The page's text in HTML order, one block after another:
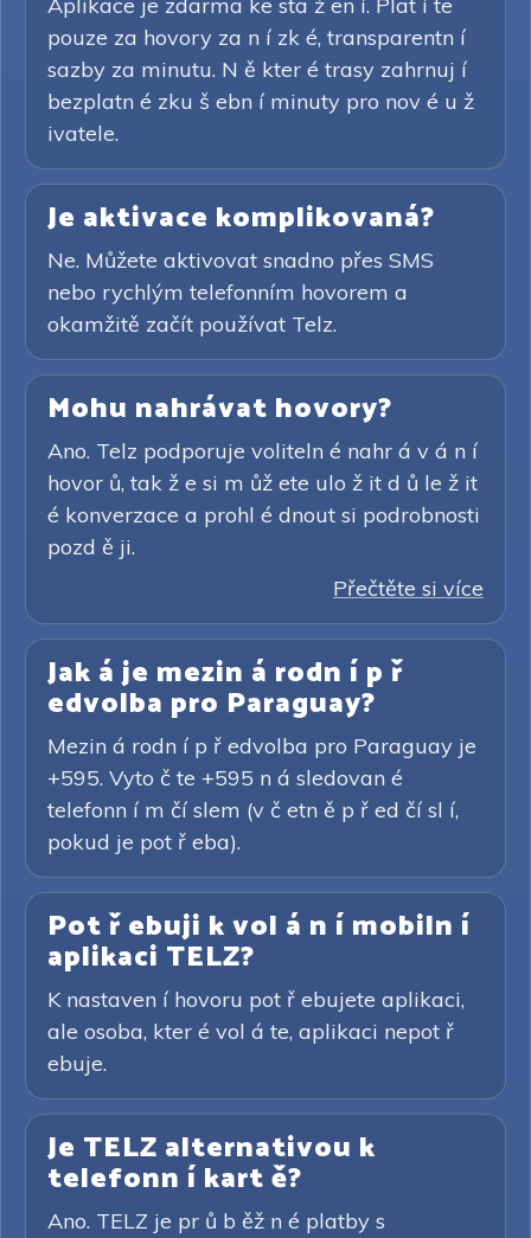
pouze za hovory za n í zk é, transparentn í
sazby za minutu. N ě kter é trasy zahrnuj í
bezplatn é zku š ebn í minuty pro nov é u ž
ivatele.
Je aktivace komplikovaná?
Ne. Můžete aktivovat snadno přes SMS
nebo rychlým telefonním hovorem a
okamžitě začít používat Telz.
Mohu nahrávat hovory?
Ano. Telz podporuje voliteln é nahr á v á n í
hovor ů, tak ž e si m ůž ete ulo ž it d ů le ž it
é konverzace a prohl é dnout si podrobnosti
pozd ě ji.
Přečtěte si více
Jak á je mezin á rodn í p ř
edvolba pro Paraguay?
Mezin á rodn í p ř edvolba pro Paraguay je
+595. Vyto č te +595 n á sledovan é
telefonn í m čí slem (v č etn ě p ř ed čí sl í,
pokud je pot ř eba).
Pot ř ebuji k vol á n í mobiln í
aplikaci TELZ?
K nastaven í hovoru pot ř ebujete aplikaci,
ale osoba, kter é vol á te, aplikaci nepot ř
ebuje.
Je TELZ alternativou k
telefonn í kart ě?
Ano. TELZ je pr ů b ěž n é platby s